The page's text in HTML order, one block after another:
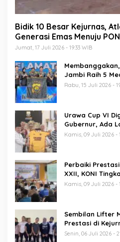
Bidik 10 Besar Kejurnas,
Generasi Emas Menuju
Jumat, 17 Juli 2026 - 19:33 WIB
Jambi Raih 5
Cup 7
Rabu, 15 Juli 2026 -
Urawa Cup VI
Gubernur, Ada
Kamis, 09 Juli 2026 -
Perbaiki
XXII, KONI
Kamis, 09 Juli 2026 -
Sembilan Lifter
Prestasi di
Senin, 06 Juli 2026 -